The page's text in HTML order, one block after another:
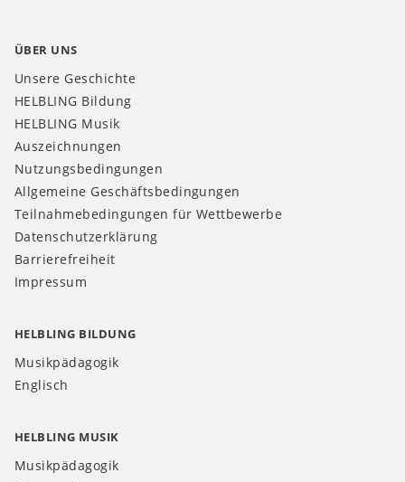
ÜBER UNS
Unsere Geschichte
HELBLING Bildung
HELBLING Musik
Auszeichnungen
Nutzungsbedingungen
Allgemeine Geschäftsbedingungen
Teilnahmebedingungen für Wettbewerbe
Datenschutzerklärung
Barrierefreiheit
Impressum
HELBLING BILDUNG
Musikpädagogik
Englisch
HELBLING MUSIK
Musikpädagogik